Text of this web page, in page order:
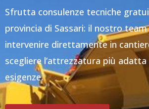
Sfrutta consulenze tecniche
provincia di Sassari: il nostro
intervenire direttamente in
scegliere l’attrezzatura più
esigenze.